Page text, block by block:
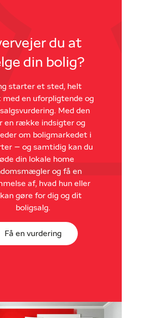
du at
din bolig?
starter et sted, helt
med en uforpligtende og
Med den
en række indsigter og
om boligmarkedet i
– og samtidig kan du
din lokale home
og få en
af, hvad hun eller
gøre for dig og dit
boligsalg.
Få en vurdering